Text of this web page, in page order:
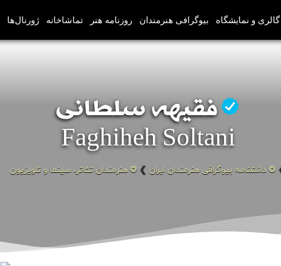
گالری و نمایشگاه بیوگرافی هنرمندان روزنامه هنر تماشاخانه ژورنال‌ها
فقیهه سلطانی
Faghiheh Soltani
❂ دانشنامه بیوگرافی هنرمندان ایران ❯ ❂ هنرمندان تئاتر، سینما و تلویزیون